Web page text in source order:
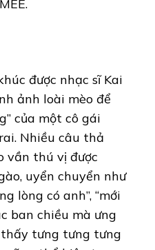
được nhạc sĩ Kai
ảnh loài mèo để
của một cô gái
Nhiều câu thả
vần thú vị được
uyển chuyển như
lòng có anh”, “mới
ban chiều mà ưng
tưng tưng tưng